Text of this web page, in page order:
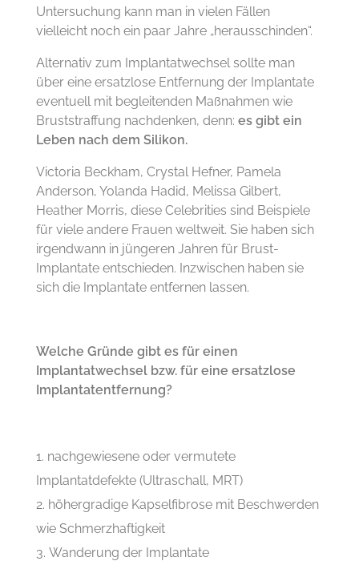
Untersuchung kann man in vielen Fällen
vielleicht noch ein paar Jahre „herausschinden“.
Alternativ zum Implantatwechsel sollte man
über eine ersatzlose Entfernung der Implantate
eventuell mit begleitenden Maßnahmen wie
Bruststraffung nachdenken, denn: es gibt ein
Leben nach dem Silikon.
Victoria Beckham, Crystal Hefner, Pamela
Anderson, Yolanda Hadid, Melissa Gilbert,
Heather Morris, diese Celebrities sind Beispiele
für viele andere Frauen weltweit. Sie haben sich
irgendwann in jüngeren Jahren für Brust-
Implantate entschieden. Inzwischen haben sie
sich die Implantate entfernen lassen.
Welche Gründe gibt es für einen
Implantatwechsel bzw. für eine ersatzlose
Implantatentfernung?
nachgewiesene oder vermutete
Implantatdefekte (Ultraschall, MRT)
höhergradige Kapselfibrose mit Beschwerden
wie Schmerzhaftigkeit
Wanderung der Implantate